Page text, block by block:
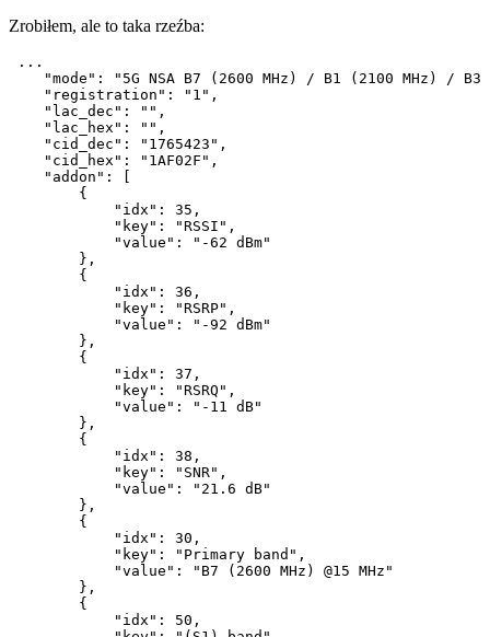
Zrobiłem, ale to taka rzeźba:
...
"mode": "5G NSA B7 (2600 MHz) / B1 (2100 MHz) /
    "registration": "1",
    "lac_dec": "",
    "lac_hex": "",
    "cid_dec": "1765423",
    "cid_hex": "1AF02F",
    "addon": [
        {
            "idx": 35,
            "key": "RSSI",
            "value": "-62 dBm"
        },
        {
            "idx": 36,
            "key": "RSRP",
            "value": "-92 dBm"
        },
        {
            "idx": 37,
            "key": "RSRQ",
            "value": "-11 dB"
        },
        {
            "idx": 38,
            "key": "SNR",
            "value": "21.6 dB"
        },
        {
            "idx": 30,
            "key": "Primary band",
            "value": "B7 (2600 MHz) @15 MHz"
        },
        {
            "idx": 50,